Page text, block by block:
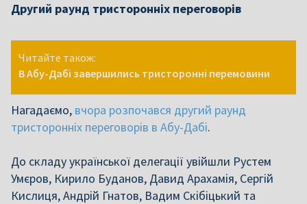
Другий раунд тристоронніх переговорів
Читайте також:
В Абу-Дабі завершились тристоронні перемовини
Нагадаємо, вчора розпочався другий раунд
тристоронніх переговорів в Абу-Дабі.
До складу української делегації увійшли Рустем
Умєров, Кирило Буданов, Давид Арахамія, Сергій
Кислиця, Андрій Гнатов, Вадим Скібіцький та